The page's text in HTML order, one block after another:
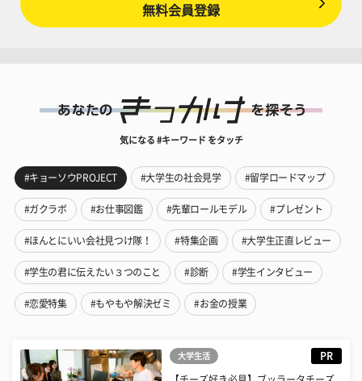
無料会員登録
気になる #キーワード をタッチ
#キョーソウPROJECT #大学生の社会見学 #留学ロードマップ
#ガクラボ #お仕事図鑑 #先輩ロールモデル #プレゼント
#ほんとにいい会社見つけ隊！ #特集企画 #大学生正直レビュー
#学生の君に伝えたい３つのこと #診断 #学生インタビュー
#恋愛特集 #もやもや解決ゼミ #お金の授業
大学生活 PR